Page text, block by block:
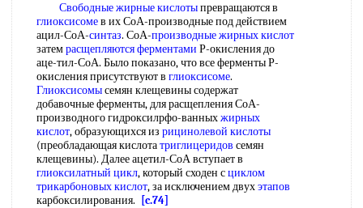
Свободные жирные кислотыпревращаются в
глиоксисомев их СоА-производные под действием
ацил-СоА-синтаз. СоА-производные жирных кислот
затемрасщепляются ферментами Р-окисления до
аце-тил-СоА. Было показано, что все ферменты Р-
окисления присутствуют в глиоксисоме.
Глиоксисомысемян клещевины содержат
добавочные ферменты, для расщепления СоА-
производного гидроксилрфо-ванныхжирных
кислот, образующихся из рицинолевой кислоты
(преобладающая кислотатриглицеридов семян
клещевины). Далее ацетил-СоА вступает в
глиоксилатный цикл, который сходен сциклом
трикарбоновых кислот, за исключением двухэтапов
карбоксилирования.
[c.74]